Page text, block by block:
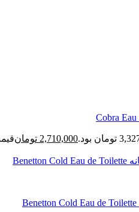
2,710,000 تومانقیمت